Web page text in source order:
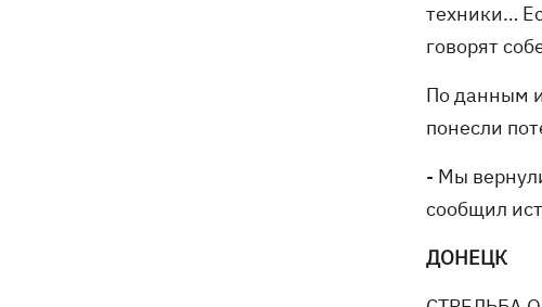
техники…
говорят
По данным
понесли
- Мы
сообщил
ДОНЕЦК